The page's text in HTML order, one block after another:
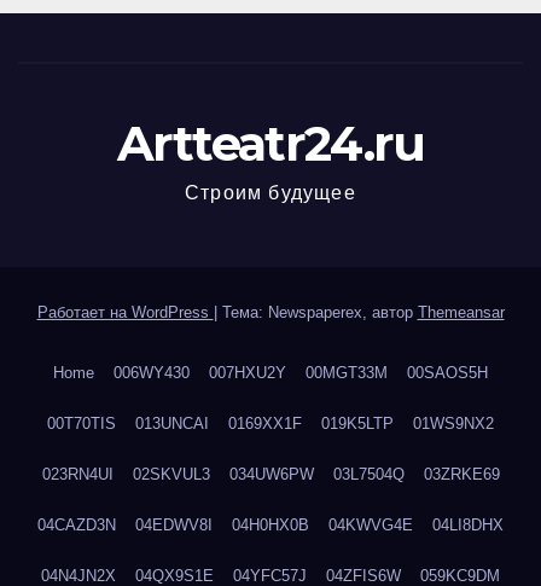
Artteatr24.ru
Строим будущее
Работает на WordPress Тема: Newspaperex, автор Themeansar
Home 006WY430 007HXU2Y 00MGT33M 00SAOS5H
00T70TIS 013UNCAI 0169XX1F 019K5LTP 01WS9NX2
023RN4UI 02SKVUL3 034UW6PW 03L7504Q 03ZRKE69
04CAZD3N 04EDWV8I 04H0HX0B 04KWVG4E 04LI8DHX
04N4JN2X 04QX9S1E 04YFC57J 04ZFIS6W 059KC9DM